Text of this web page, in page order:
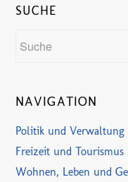
SUCHE
NAVIGATION
Politik und Verwaltung
Freizeit und Tourismus
Wohnen, Leben und